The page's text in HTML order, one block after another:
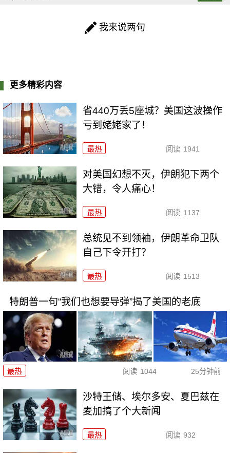
我来说两句
更多精彩内容
省440万丢5座城？美国这波操作
亏到姥姥家了！
最热 阅读 1941
对美国幻想不灭，伊朗犯下两个
大错，令人痛心！
最热 阅读 1137
总统见不到领袖，伊朗革命卫队
自己下令开打？
最热 阅读 1513
特朗普一句“我们也想要导弹”揭了美国的老底
最热 阅读 1044 25分钟前
沙特王储、埃尔多安、夏巴兹在
麦加搞了个大新闻
最热 阅读 932